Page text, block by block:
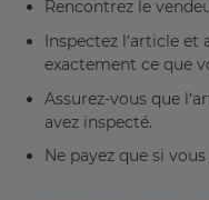
Rencontrez le
Inspectez l’article et
exactement ce que
Assurez-vous que
avez inspecté.
Ne payez que si